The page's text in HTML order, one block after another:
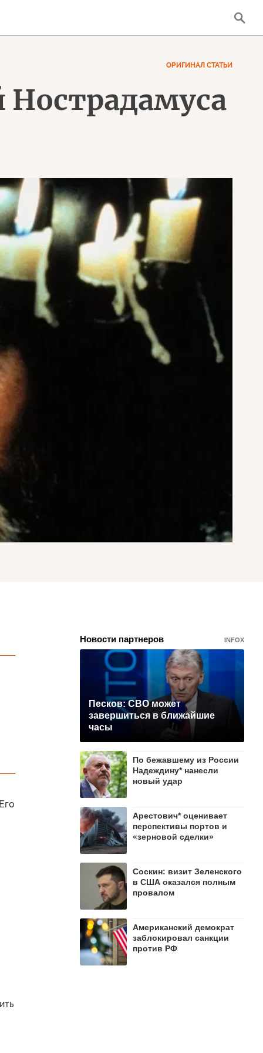
ОРИГИНАЛ СТАТЬИ
Нострадамуса
Новости партнеров INFOX
Песков: СВО может
завершиться в ближайшие
часы
По бежавшему из России
Надеждину* нанесли
новый удар
Арестович* оценивает
перспективы портов и
«зерновой сделки»
Соскин: визит Зеленского
в США оказался полным
провалом
Американский демократ
заблокировал санкции
против РФ